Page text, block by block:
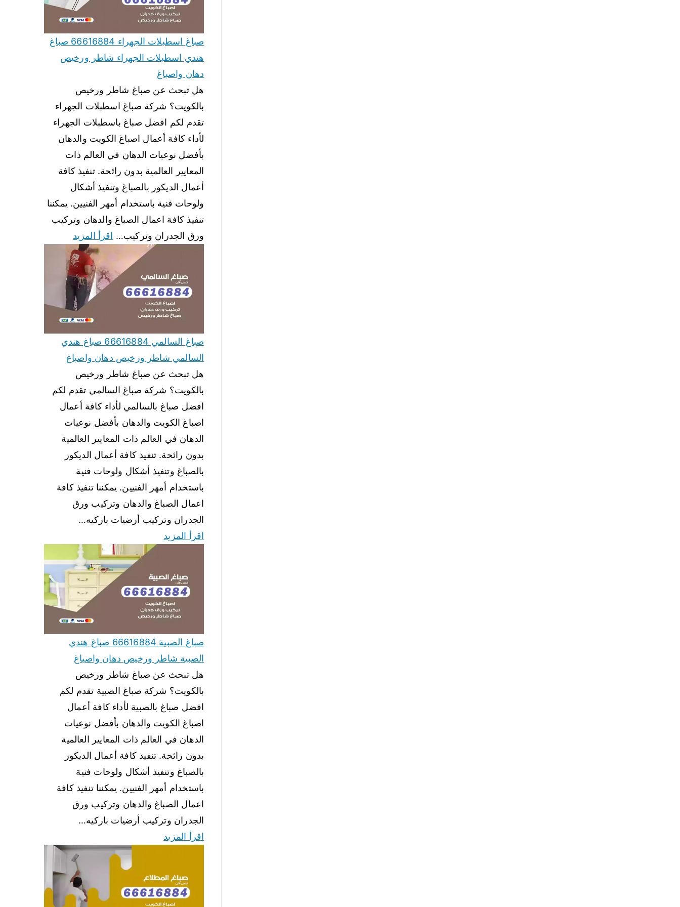
صباغ اسطبلات الجهراء 66616884 صباغ
هندي اسطبلات الجهراء شاطر ورخيص
دهان واصباغ
هل تبحث عن صباغ شاطر ورخيص
بالكويت؟ شركة صباغ اسطبلات الجهراء
تقدم لكم افضل صباغ باسطبلات الجهراء
لأداء كافة أعمال اصباغ الكويت والدهان
بأفضل نوعيات الدهان في العالم ذات
المعايير العالمية بدون رائحة. تنفيذ كافة
أعمال الديكور بالصباغ وتنفيذ أشكال
ولوحات فنية باستخدام أمهر الفنيين. يمكننا
تنفيذ كافة اعمال الصباغ والدهان وتركيب
ورق الجدران وتركيب… اقرأ المزيد
صباغ السالمي 66616884 صباغ هندي
السالمي شاطر ورخيص دهان واصباغ
هل تبحث عن صباغ شاطر ورخيص
بالكويت؟ شركة صباغ السالمي تقدم لكم
افضل صباغ بالسالمي لأداء كافة أعمال
اصباغ الكويت والدهان بأفضل نوعيات
الدهان في العالم ذات المعايير العالمية
بدون رائحة. تنفيذ كافة أعمال الديكور
بالصباغ وتنفيذ أشكال ولوحات فنية
باستخدام أمهر الفنيين. يمكننا تنفيذ كافة
اعمال الصباغ والدهان وتركيب ورق
الجدران وتركيب أرضيات باركيه…
اقرأ المزيد
صباغ الصبية 66616884 صباغ هندي
الصبية شاطر ورخيص دهان واصباغ
هل تبحث عن صباغ شاطر ورخيص
بالكويت؟ شركة صباغ الصبية تقدم لكم
افضل صباغ بالصبية لأداء كافة أعمال
اصباغ الكويت والدهان بأفضل نوعيات
الدهان في العالم ذات المعايير العالمية
بدون رائحة. تنفيذ كافة أعمال الديكور
بالصباغ وتنفيذ أشكال ولوحات فنية
باستخدام أمهر الفنيين. يمكننا تنفيذ كافة
اعمال الصباغ والدهان وتركيب ورق
الجدران وتركيب أرضيات باركيه…
اقرأ المزيد